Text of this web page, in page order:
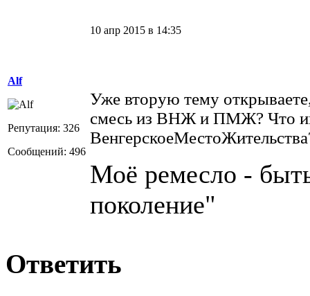
Alf
Репутация: 326
Сообщений: 496
10 апр 2015 в 14:35
Уже вторую тему
смесь из ВНЖ и ПМЖ? Что
Моё ремесло -
поколение"
Ответить